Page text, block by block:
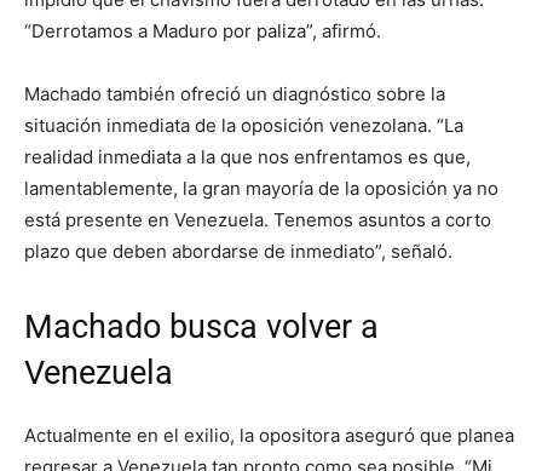
“Derrotamos a Maduro por paliza”, afirmó.
Machado también ofreció un diagnóstico sobre la
situación inmediata de la oposición venezolana. “La
realidad inmediata a la que nos enfrentamos es que,
lamentablemente, la gran mayoría de la oposición ya no
está presente en Venezuela. Tenemos asuntos a corto
plazo que deben abordarse de inmediato”, señaló.
Machado busca volver a
Venezuela
Actualmente en el exilio, la opositora aseguró que planea